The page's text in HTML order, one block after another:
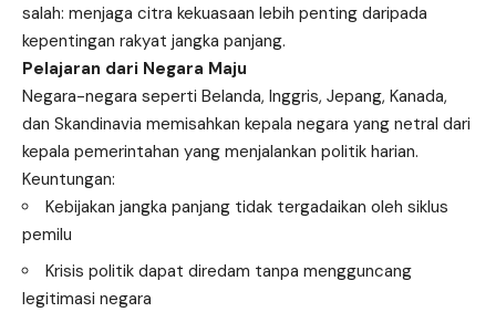
salah: menjaga citra kekuasaan lebih penting daripada
kepentingan rakyat jangka panjang.
Pelajaran dari Negara Maju
Negara-negara seperti Belanda, Inggris, Jepang, Kanada,
dan Skandinavia memisahkan kepala negara yang netral dari
kepala pemerintahan yang menjalankan politik harian.
Keuntungan:
Kebijakan jangka panjang tidak tergadaikan oleh siklus
pemilu
Krisis politik dapat diredam tanpa mengguncang
legitimasi negara